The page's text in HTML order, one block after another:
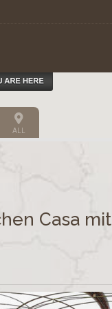
ALL
Casa mit